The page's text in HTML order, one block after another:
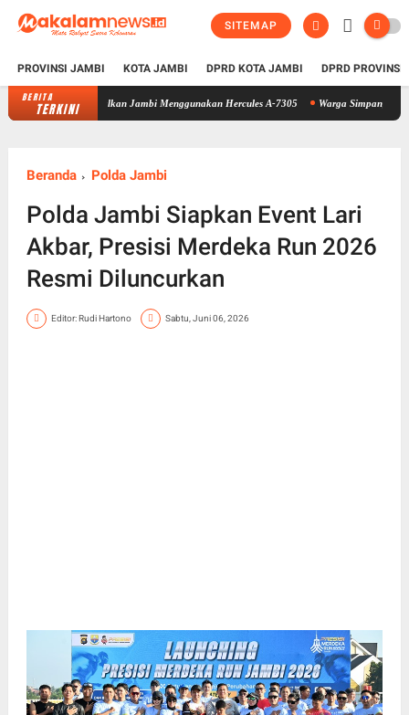
SITEMAP
PROVINSI JAMBI KOTA JAMBI DPRD KOTA JAMBI DPRD
BERITA
TERKINI
Tinggalkan Jambi Menggunakan Hercules A-7305 Warga Simpang Rimbo Gelar
Beranda Polda Jambi
Polda Jambi Siapkan Event Lari
Akbar, Presisi Merdeka Run 2026
Resmi Diluncurkan
Editor: Rudi Hartono Sabtu, Juni 06, 2026